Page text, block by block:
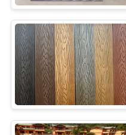
WYCIECZKA
PO
FABRYCE
KONTROLA
JAKOŚCI
Rolki